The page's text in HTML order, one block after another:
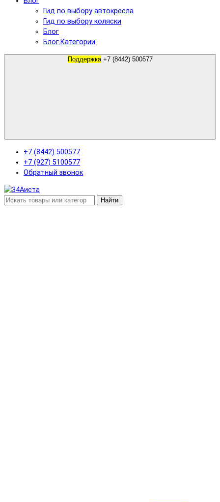
Гид по выбору автокресла
Гид по выбору коляски
Блог
Блог.Категории
Поддержка +7 (8442) 500577
+7 (8442) 500577
+7 (927) 5100577
Обратный звонок
Найти